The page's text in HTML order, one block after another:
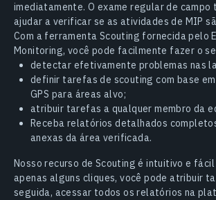
imediatamente. O exame regular de campo
ajudar a verificar se as atividades de MIP
Com a ferramenta Scouting fornecida pelo
Monitoring, você pode facilmente fazer o
detectar efetivamente problemas nas
definir tarefas de scouting com base
GPS para áreas alvo;
atribuir tarefas a qualquer membro da
Receba relatórios detalhados
anexas da área verificada.
Nosso recurso de Scouting é intuitivo e fácil
apenas alguns cliques, você pode atribuir
seguida, acessar todos os relatórios na